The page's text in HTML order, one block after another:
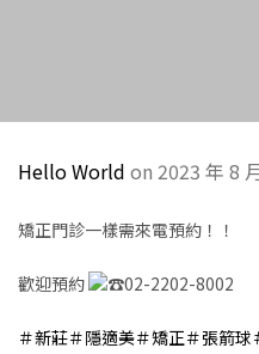
Hello World on 2023 年 8
矯正門診一樣需來電預約！！
歡迎預約 02-2202-8002
＃新莊＃隱適美＃矯正＃張箭球